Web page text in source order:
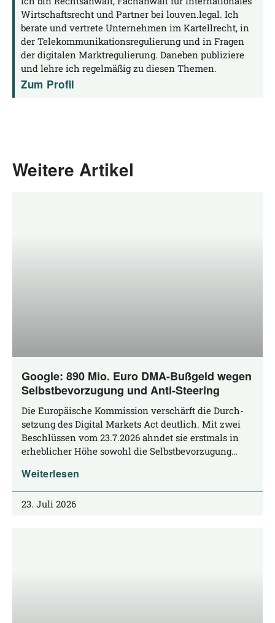
Wirtschaftsrecht und Partner bei louven.legal. Ich
berate und vertrete Unternehmen im Kartellrecht, in
der Telekommunikationsregulierung und in Fragen
der digitalen Marktregulierung. Daneben publiziere
und lehre ich regelmäßig zu diesen Themen.
Zum Profil
Weitere Artikel
Google: 890 Mio. Euro DMA-Bußgeld wegen
Selbstbevorzugung und Anti-Steering
Die Euro­päi­sche Kom­mis­si­on ver­schärft die Durch­
set­zung des Digi­tal Mar­kets Act deut­lich. Mit zwei
Beschlüs­sen vom 23.7.2026 ahn­det sie erst­mals in
erheb­li­cher Höhe sowohl die Selbstbevorzugung…
Weiterlesen
23. Juli 2026